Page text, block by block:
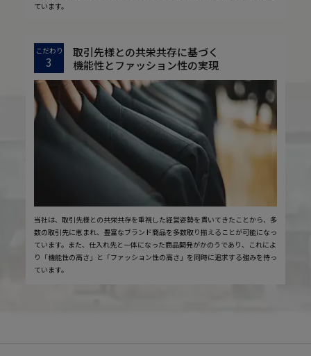
ています。
こだわり
3
取引先様との共栄共存に基づく
機能性とファッション性の実現
当社は、取引先様との共栄共存を重視した経営姿勢を貫いてきたことから、多
数の取引先に恵まれ、豊富なブランド商品を多数取り揃えることが可能になっ
ています。また、仕入れ先と一体になった商品開発がかのうであり、これによ
り「機能性の高さ」と「ファッション性の高さ」を同時に追求する強みを持っ
ています。